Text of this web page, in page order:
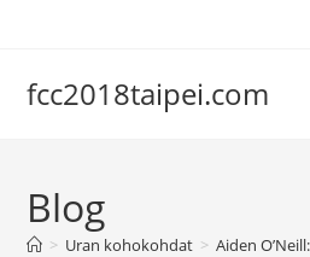
fcc2018taipei.com
Blog
> Uran kohokohdat > Aiden